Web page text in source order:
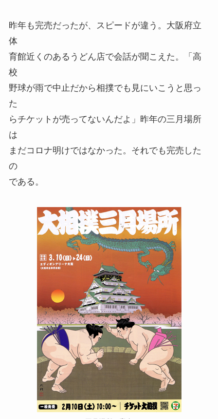
昨年も完売だったが、スピードが違う。大阪府立
体
育館近くのあるうどん店で会話が聞こえた。「高
校
野球が雨で中止だから相撲でも見にいこうと思っ
た
らチケットが売ってないんだよ」昨年の三月場所
は
まだコロナ明けではなかった。それでも完売した
の
である。